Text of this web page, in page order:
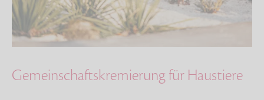
Gemeinschaftskremierung für Haustiere